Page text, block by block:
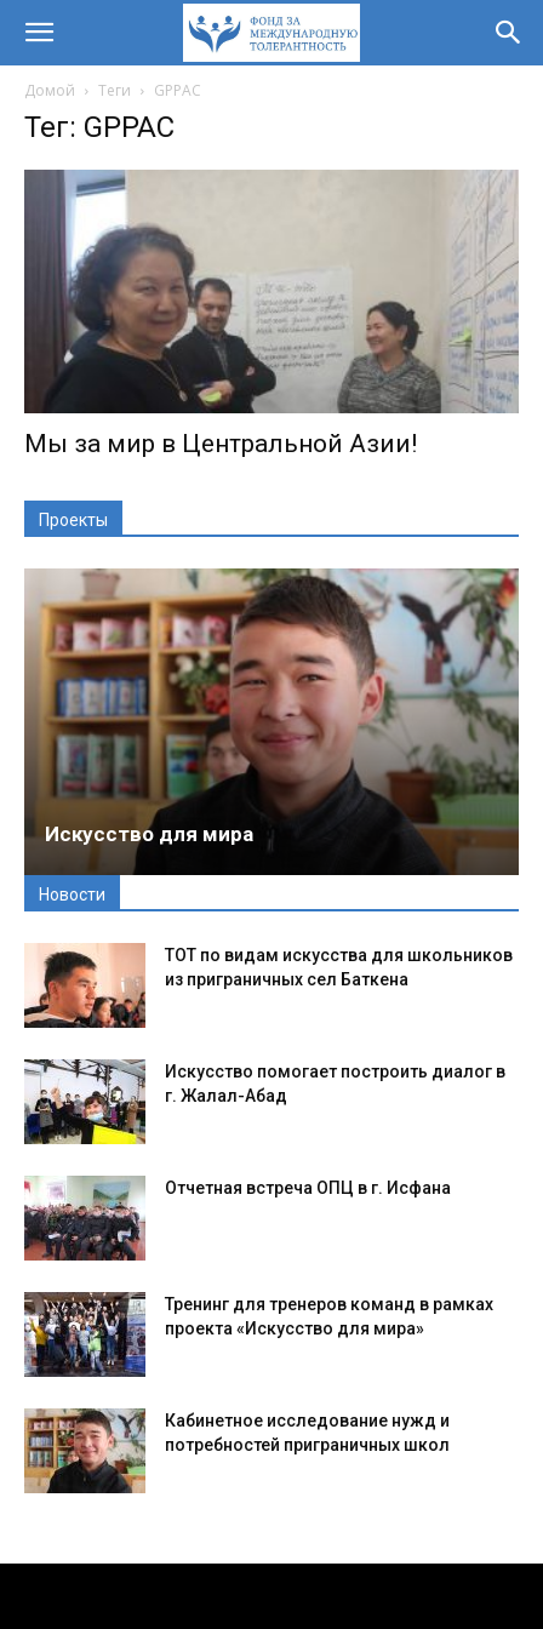
Домой Теги GPPAC
Тег: GPPAC
Мы за мир в Центральной Азии!
Проекты
Искусство для мира
Новости
ТОТ по видам искусства для школьников
из приграничных сел Баткена
Искусство помогает построить диалог в
г. Жалал-Абад
Отчетная встреча ОПЦ в г. Исфана
Тренинг для тренеров команд в рамках
проекта «Искусство для мира»
Кабинетное исследование нужд и
потребностей приграничных школ